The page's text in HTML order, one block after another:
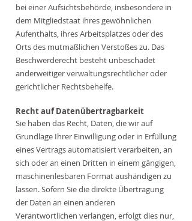
bei einer Aufsichtsbehörde, insbesondere in
dem Mitgliedstaat ihres gewöhnlichen
Aufenthalts, ihres Arbeitsplatzes oder des
Orts des mutmaßlichen Verstoßes zu. Das
Beschwerderecht besteht unbeschadet
anderweitiger verwaltungsrechtlicher oder
gerichtlicher Rechtsbehelfe.
Recht auf Daten­übertrag­barkeit
Sie haben das Recht, Daten, die wir auf
Grundlage Ihrer Einwilligung oder in Erfüllung
eines Vertrags automatisiert verarbeiten, an
sich oder an einen Dritten in einem gängigen,
maschinenlesbaren Format aushändigen zu
lassen. Sofern Sie die direkte Übertragung
der Daten an einen anderen
Verantwortlichen verlangen, erfolgt dies nur,